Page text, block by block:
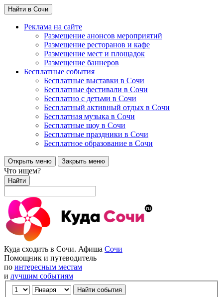
Найти в Сочи
Реклама на сайте
Размещение анонсов мероприятий
Размещение ресторанов и кафе
Размещение мест и площадок
Размещение баннеров
Бесплатные события
Бесплатные выставки в Сочи
Бесплатные фестивали в Сочи
Бесплатно с детьми в Сочи
Бесплатный активный отдых в Сочи
Бесплатная музыка в Сочи
Бесплатные шоу в Сочи
Бесплатные праздники в Сочи
Бесплатное образование в Сочи
Открыть меню Закрыть меню
Что ищем?
Найти
Куда сходить в Сочи. Афиша Сочи
Помощник и путеводитель
по интересным местам
и лучшим событиям